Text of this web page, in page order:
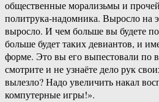
общественные морализьмы и
политрука-надомника. Выросло на
выросло. И чем больше вы будете
больше будет таких девиантов, и
форме. Это вы его выпестовали по
смотрите и не узнаёте дело рук
вылезло? Надо увеличить накал
компутерные игры!».